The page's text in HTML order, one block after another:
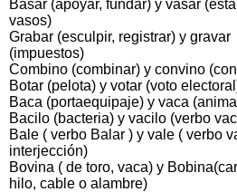
Basar (apoyar, fundar) y vasar
vasos)
Grabar (esculpir, registrar) y gravar
(impuestos)
Combino (combinar) y convino
Botar (pelota) y votar (voto
Baca (portaequipaje) y vaca
Bacilo (bacteria) y vacilo (verbo
Bale ( verbo Balar ) y vale ( verbo
interjección)
Bovina ( de toro, vaca) y
hilo, cable o alambre)